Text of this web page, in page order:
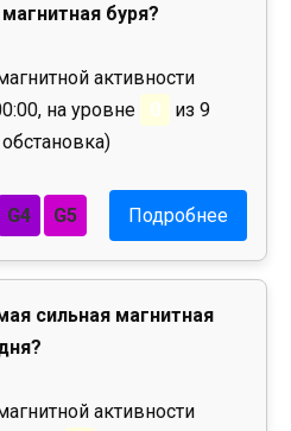
буря?
активности
на уровне
0
из 9
G4 G5 Подробнее
сильная магнитная
активности